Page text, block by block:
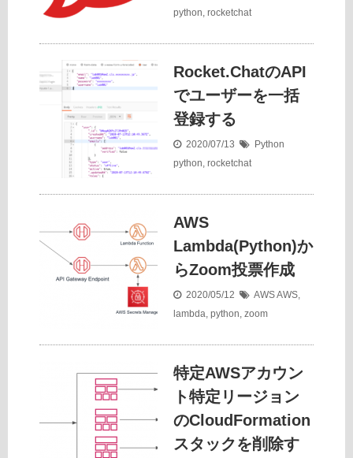
python, rocketchat
Rocket.ChatのAPI
でユーザーを一括
登録する
2020/07/13
Python
python, rocketchat
AWS
Lambda(Python)か
らZoom投票作成
2020/05/12 AWSAWS,
lambda, python, zoom
特定AWSアカウン
ト特定リージョン
のCloudFormation
スタックを削除す